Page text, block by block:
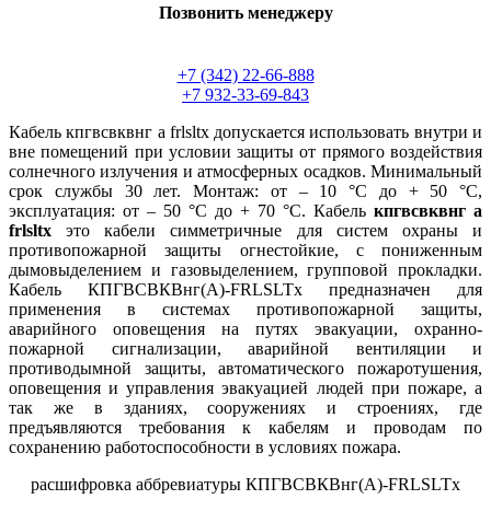
Позвонить менеджеру
+7 (342) 22-66-888
+7 932-33-69-843
Кабель кпгвсвквнг а frlsltx допускается использовать внутри и
вне помещений при условии защиты от прямого воздействия
солнечного излучения и атмосферных осадков. Минимальный
срок службы 30 лет. Монтаж: от – 10 °С до + 50 °С,
эксплуатация: от – 50 °С до + 70 °С. Кабель кпгвсвквнг а
frlsltx это кабели симметричные для систем охраны и
противопожарной защиты огнестойкие, с пониженным
дымовыделением и газовыделением, групповой прокладки.
Кабель КПГВСВКВнг(А)-FRLSLTx предназначен для
применения в системах противопожарной защиты,
аварийного оповещения на путях эвакуации, охранно-
пожарной сигнализации, аварийной вентиляции и
противодымной защиты, автоматического пожаротушения,
оповещения и управления эвакуацией людей при пожаре, а
так же в зданиях, сооружениях и строениях, где
предъявляются требования к кабелям и проводам по
сохранению работоспособности в условиях пожара.
расшифровка аббревиатуры КПГВСВКВнг(А)-FRLSLTx